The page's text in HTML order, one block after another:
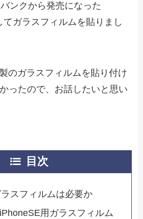
ンクから発売になった
ガラスフィルムを貼りまし
のガラスフィルムを貼り付け
ったので、お話したいと思い
目次
スフィルムは必要か
用ガラスフィルム